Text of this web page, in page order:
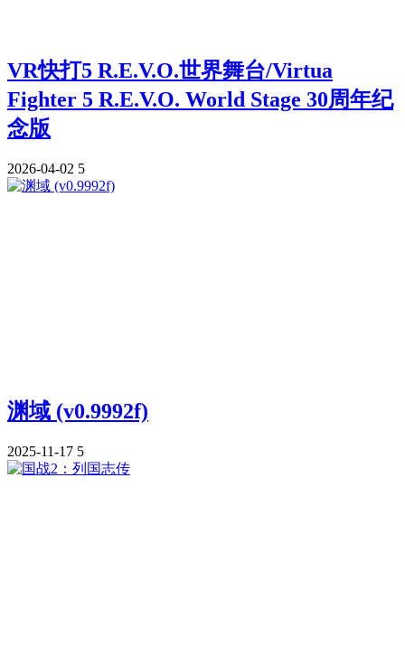
VR快打5 R.E.V.O.世界舞台/Virtua
Fighter 5 R.E.V.O. World Stage 30周年纪
念版
2026-04-02 5
渊域 (v0.9992f)
2025-11-17 5